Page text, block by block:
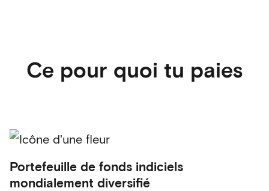
Ce pour quoi tu paies
Portefeuille de fonds indiciels
mondialement diversifié